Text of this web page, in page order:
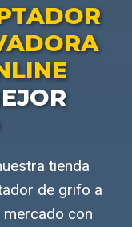
tienda
de grifo a
con